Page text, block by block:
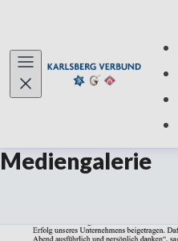
Mediengalerie